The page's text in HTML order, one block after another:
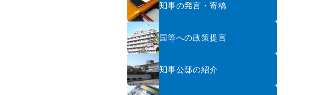
知事の発言・寄稿
国等への政策提言
知事公邸の紹介